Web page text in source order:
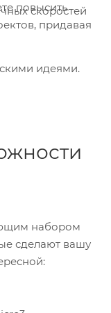
скоростей
идеями.
повысить
придавая
набором
сделают вашу